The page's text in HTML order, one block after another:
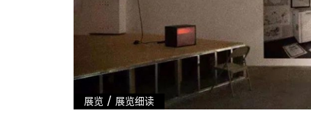
展览 / 展览细读